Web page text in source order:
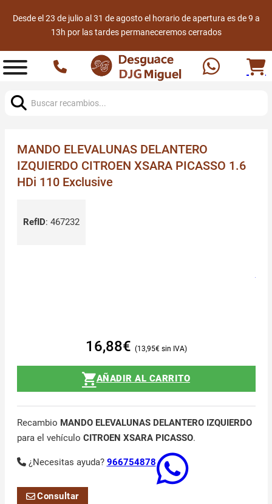
Desde el 23 de julio al 31 de agosto el horario de apertura es de 9 a
13h por las tardes permaneceremos cerrados
MANDO ELEVALUNAS DELANTERO
IZQUIERDO CITROEN XSARA PICASSO 1.6
HDi 110 Exclusive
RefID: 467232
16,88€ 13,95€
AÑADIR AL CARRITO
Recambio MANDO ELEVALUNAS DELANTERO IZQUIERDO
para el vehículo CITROEN XSARA PICASSO.
¿Necesitas ayuda? 966754878
Consultar